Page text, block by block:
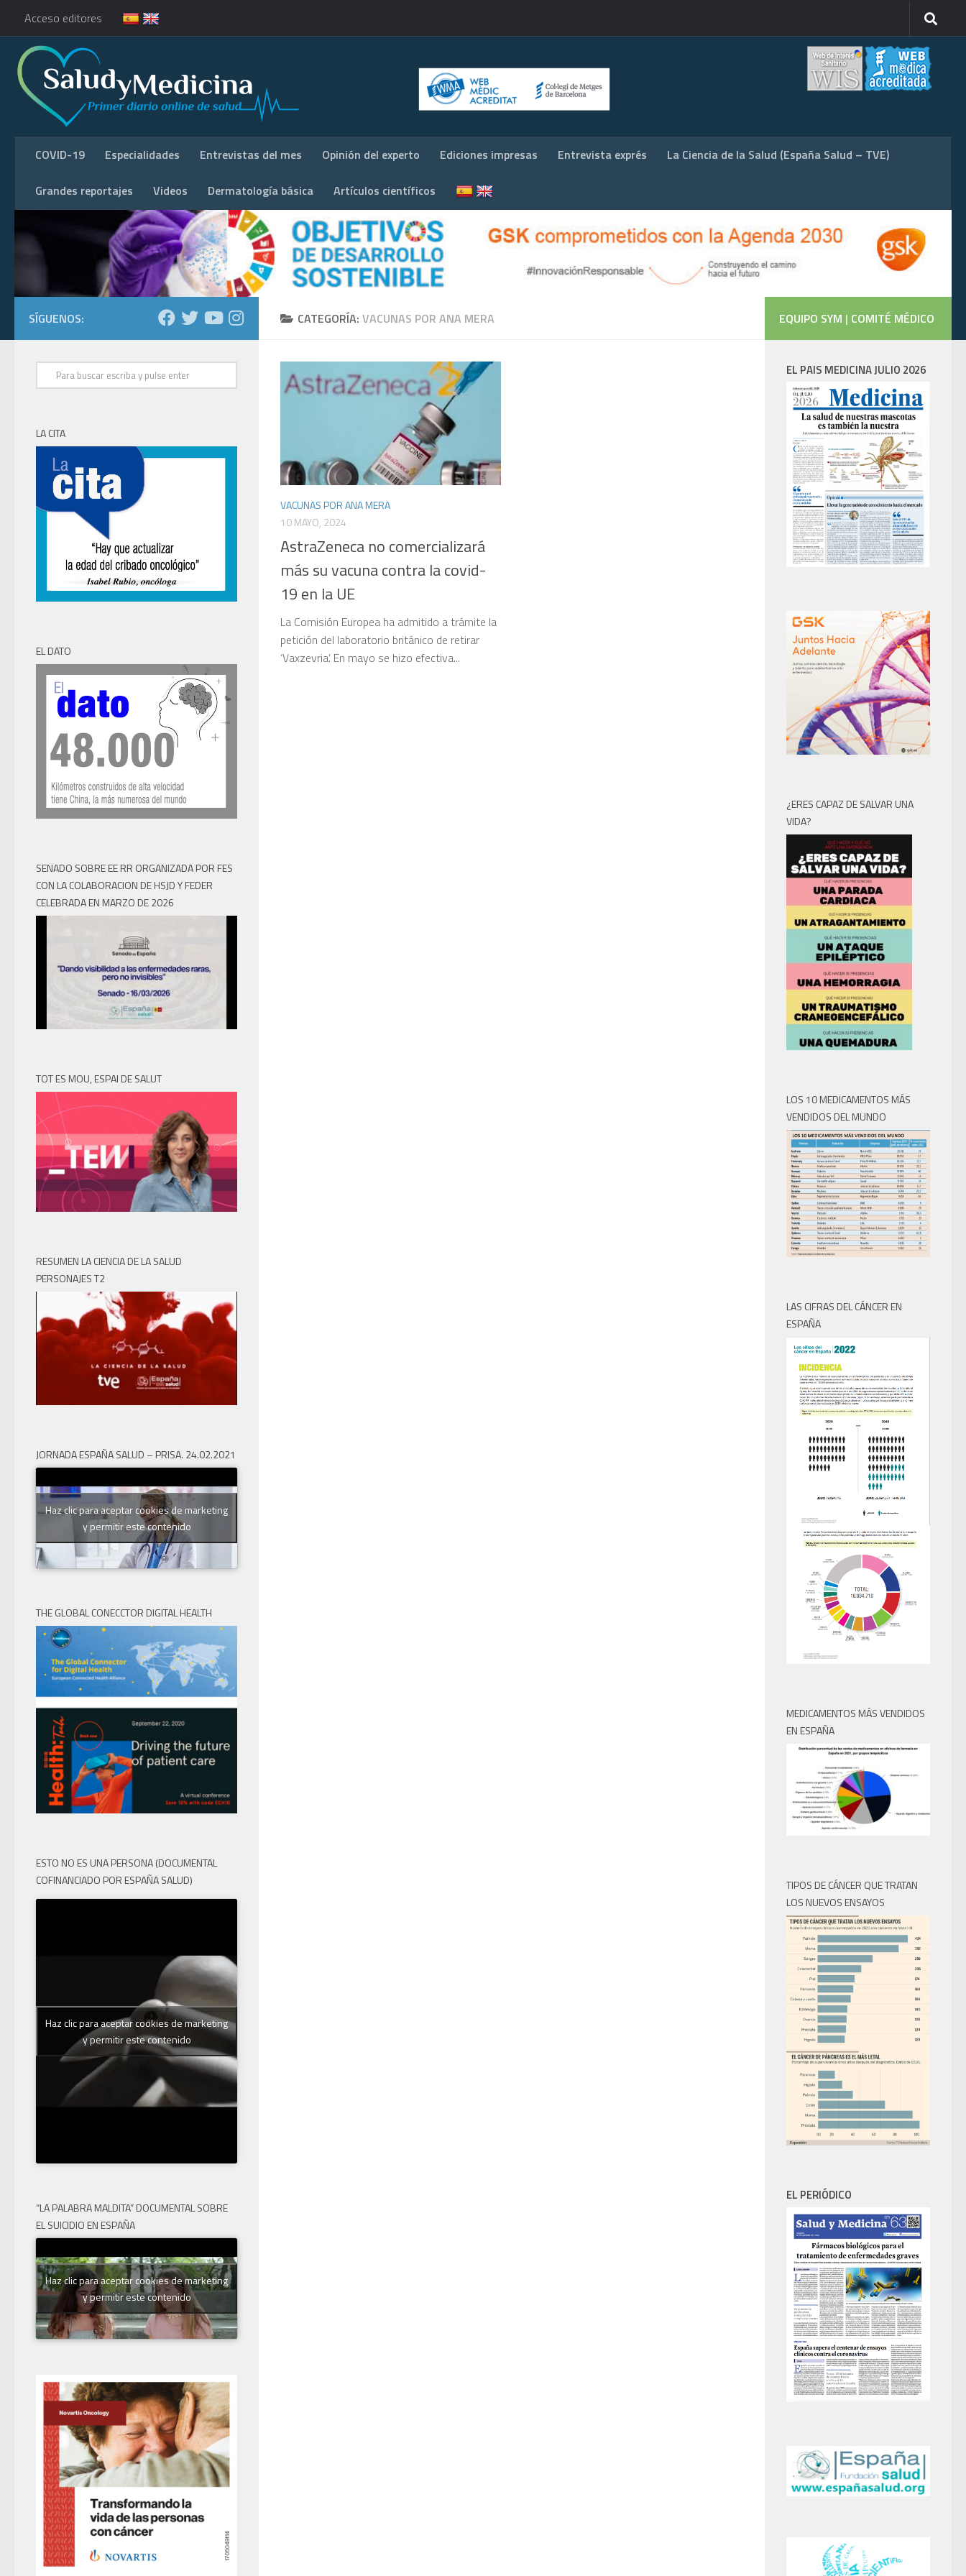
Acceso editores
COVID-19 Especialidades Entrevistas del mes Opinión del experto Ediciones impresas Entrevista exprés La Ciencia de la Salud (España Salud – TVE)
Grandes reportajes Videos Dermatología básica Artículos científicos
CATEGORÍA: VACUNAS POR ANA MERA
VACUNAS POR ANA MERA
10 MAYO, 2024
AstraZeneca no comercializará
más su vacuna contra la covid-
19 en la UE
La Comisión Europea ha admitido a trámite la
petición del laboratorio británico de retirar
‘Vaxzevria’. En mayo se hizo efectiva...
SÍGUENOS:
LA CITA
EL DATO
SENADO SOBRE EE RR ORGANIZADA POR FES
CON LA COLABORACION DE HSJD Y FEDER
CELEBRADA EN MARZO DE 2026
TOT ES MOU, ESPAI DE SALUT
RESUMEN LA CIENCIA DE LA SALUD
PERSONAJES T2
JORNADA ESPAÑA SALUD – PRISA. 24.02.2021
Haz clic para aceptar cookies de marketing
y permitir este contenido
THE GLOBAL CONECCTOR DIGITAL HEALTH
ESTO NO ES UNA PERSONA (DOCUMENTAL
COFINANCIADO POR ESPAÑA SALUD)
Haz clic para aceptar cookies de marketing
y permitir este contenido
“LA PALABRA MALDITA” DOCUMENTAL SOBRE
EL SUICIDIO EN ESPAÑA
Haz clic para aceptar cookies de marketing
y permitir este contenido
EQUIPO SYM | COMITÉ MÉDICO
EL PAIS MEDICINA JULIO 2026
¿ERES CAPAZ DE SALVAR UNA
VIDA?
LOS 10 MEDICAMENTOS MÁS
VENDIDOS DEL MUNDO
LAS CIFRAS DEL CÁNCER EN
ESPAÑA
MEDICAMENTOS MÁS VENDIDOS
EN ESPAÑA
TIPOS DE CÁNCER QUE TRATAN
LOS NUEVOS ENSAYOS
EL PERIÓDICO